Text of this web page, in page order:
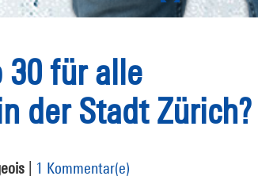
30 für alle
der Stadt Zürich?
1 Kommentar(e)